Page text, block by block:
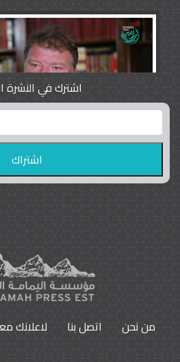
واشنطن بوست واللوبي المزدوج
9801
اشترك في النشرة
من نحن اتصل بنا لاعلانك